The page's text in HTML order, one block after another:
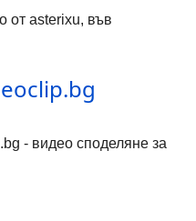
от asterixu, във
- видео споделяне за